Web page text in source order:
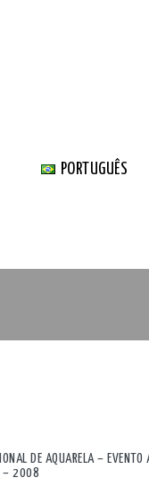
PORTUGUÊS
DE AQUARELA – EVENTO
– 2008